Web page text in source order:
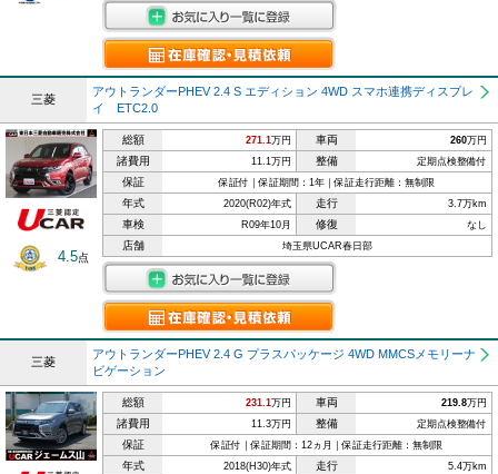
三菱
アウトランダーPHEV 2.4 S エディション 4WD スマホ連携ディスプレ
イ ETC2.0
4.5点
総額 271.1万円 車両 260万円
諸費用 11.1万円 整備 定期点検整備付
保証 保証付｜保証期間：1年｜保証走行距離：無制限
年式 2020(R02)年式 走行 3.7万km
車検 R09年10月 修復 なし
店舗 埼玉県UCAR春日部
三菱
アウトランダーPHEV 2.4 G プラスパッケージ 4WD MMCSメモリーナ
ビゲーション
総額 231.1万円 車両 219.8万円
諸費用 11.3万円 整備 定期点検整備付
保証 保証付｜保証期間：12ヵ月｜保証走行距離：無制限
年式 2018(H30)年式 走行 5.4万km